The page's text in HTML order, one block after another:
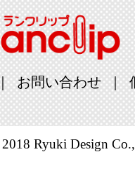
お問い合わせ
Ryuki Design